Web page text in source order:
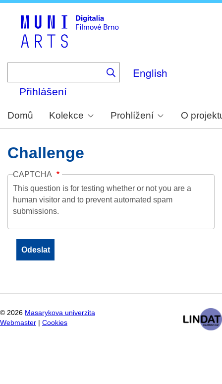
English
Přihlášení
Domů Kolekce Prohlížení O
Challenge
CAPTCHA
This question is for testing whether or not you are a
human visitor and to prevent automated spam
submissions.
© 2026 Masarykova univerzita
Webmaster
Cookies